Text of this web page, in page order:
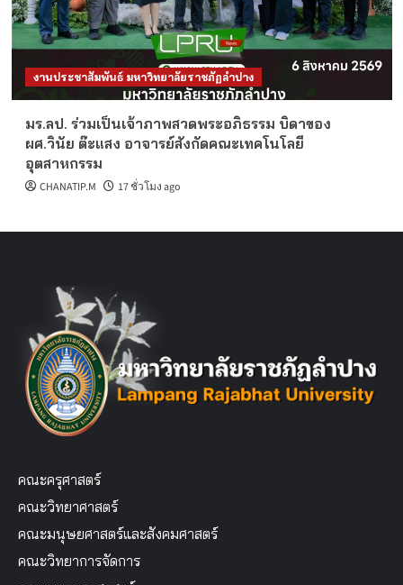
งานประชาสัมพันธ์ มหาวิทยาลัยราชภัฏลำปาง
มร.ลป. ร่วมเป็นเจ้าภาพสวดพระอภิธรรม บิดาของ
ผศ.วินัย ต๊ะแสง อาจารย์สังกัดคณะเทคโนโลยี
อุตสาหกรรม
CHANATIP.M 17 ชั่วโมง ago
คณะครุศาสตร์
คณะวิทยาศาสตร์
คณะมนุษยศาสตร์และสังคมศาสตร์
คณะวิทยาการจัดการ